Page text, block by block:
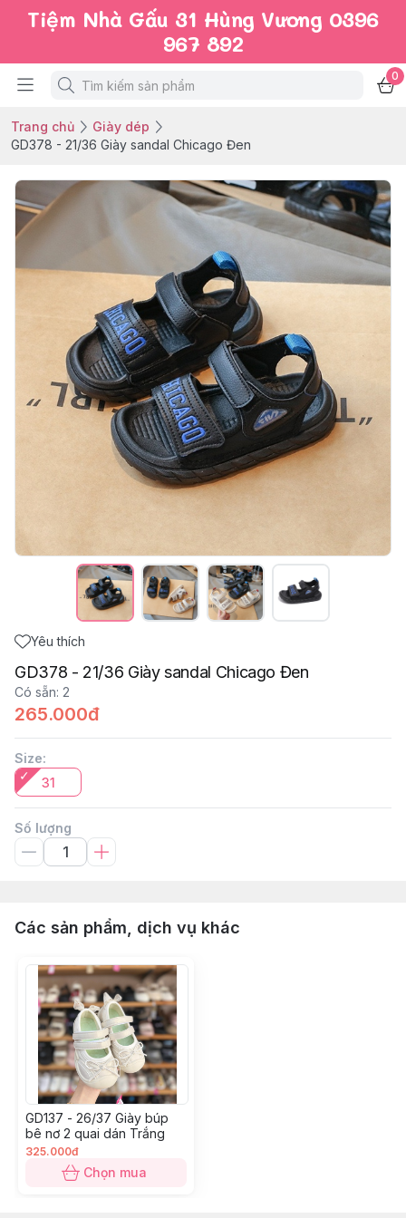
Tiệm Nhà Gấu 31 Hùng Vương 0396
967 892
0
Trang chủ
Giày dép
GD378 - 21/36 Giày sandal Chicago Đen
Yêu thích
GD378 - 21/36 Giày sandal Chicago Đen
Có sẵn: 2
265.000đ
Size:
31
Số lượng
Các sản phẩm, dịch vụ khác
GD137 - 26/37 Giày búp
bê nơ 2 quai dán Trắng
325.000đ
Chọn mua